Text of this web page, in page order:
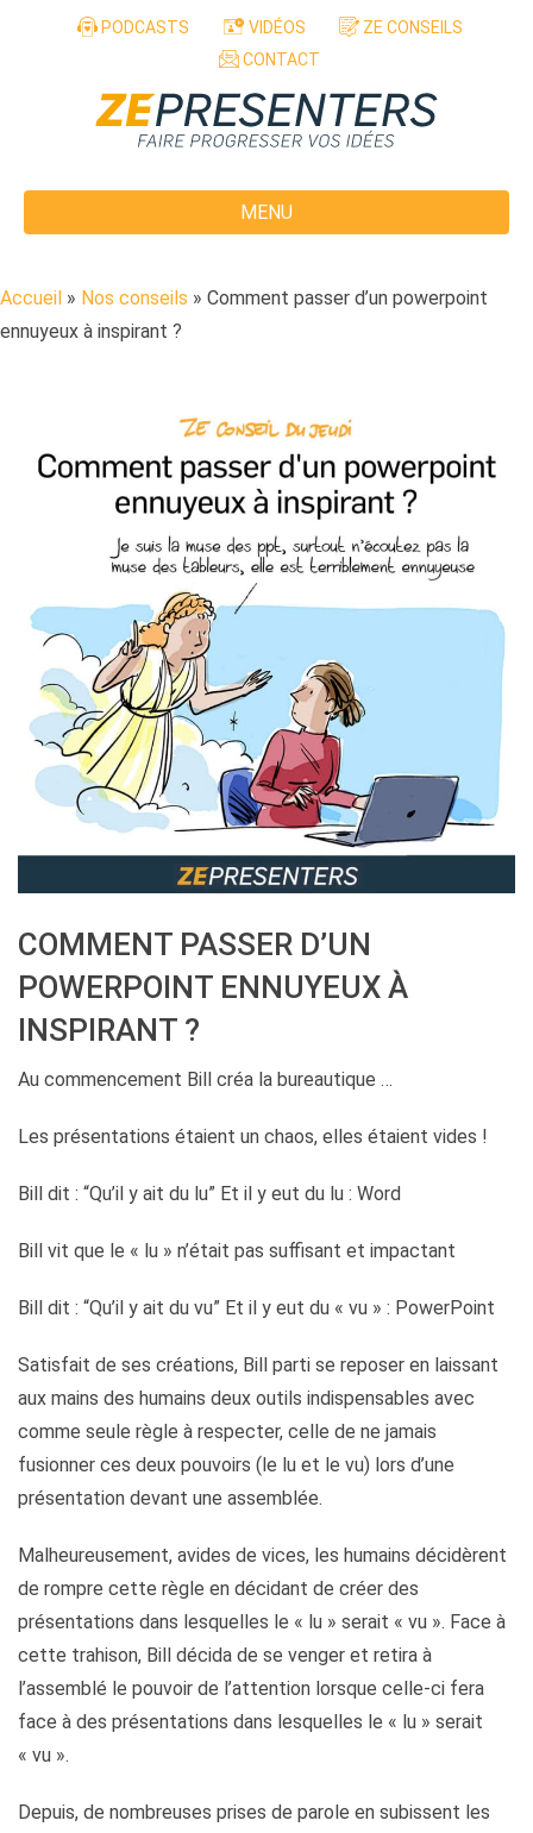
Aller au contenu
PODCASTS VIDÉOS
ZE CONSEILS
CONTACT
MENU
Accueil » Nos conseils » Comment passer d’un powerpoint
ennuyeux à inspirant ?
COMMENT PASSER D’UN
POWERPOINT ENNUYEUX À
INSPIRANT ?
Au commencement Bill créa la bureautique …
Les présentations étaient un chaos, elles étaient vides !
Bill dit : “Qu’il y ait du lu” Et il y eut du lu : Word
Bill vit que le « lu » n’était pas suffisant et impactant
Bill dit : “Qu’il y ait du vu” Et il y eut du « vu » : PowerPoint
Satisfait de ses créations, Bill parti se reposer en laissant
aux mains des humains deux outils indispensables avec
comme seule règle à respecter, celle de ne jamais
fusionner ces deux pouvoirs (le lu et le vu) lors d’une
présentation devant une assemblée.
Malheureusement, avides de vices, les humains décidèrent
de rompre cette règle en décidant de créer des
présentations dans lesquelles le « lu » serait « vu ». Face à
cette trahison, Bill décida de se venger et retira à
l’assemblé le pouvoir de l’attention lorsque celle-ci fera
face à des présentations dans lesquelles le « lu » serait
« vu ».
Depuis, de nombreuses prises de parole en subissent les